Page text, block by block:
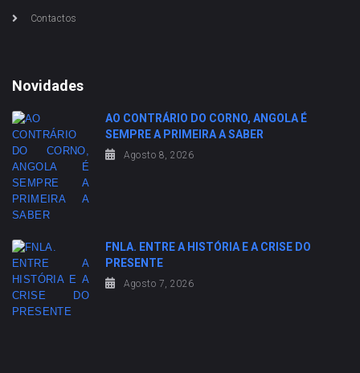
Contactos
Novidades
AO CONTRÁRIO DO CORNO, ANGOLA É
SEMPRE A PRIMEIRA A SABER
Agosto 8, 2026
FNLA. ENTRE A HISTÓRIA E A CRISE DO
PRESENTE
Agosto 7, 2026